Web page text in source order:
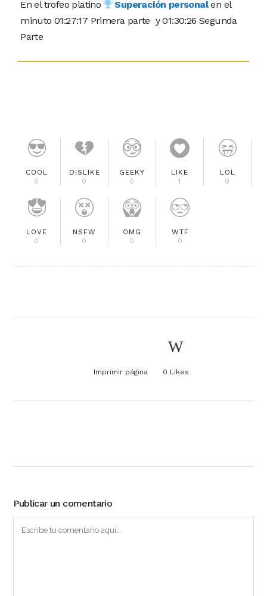
En el trofeo platino Superación personalen el
minuto 01:27:17 Primera parte y 01:30:26 Segunda
Parte
COOL
0
DISLIKE
0
GEEKY
0
LIKE
1
LOL
0
LOVE
0
NSFW
0
OMG
0
WTF
0
Imprimir página 0 Likes
Publicar un comentario